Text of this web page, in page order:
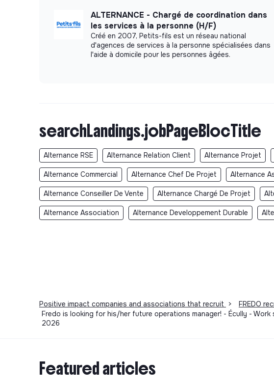
ALTERNANCE - Chargé de coordination dans
les services à la personne (H/F)
Créé en 2007, Petits-fils est un réseau national
d'agences de services à la personne spécialisées dans
l'aide à domicile pour les personnes âgées.
searchLandings.jobPageBlocTitle
Alternance RSE Alternance Relation Client Alternance Projet
Alternance Commercial Alternance Chef De Projet Alternance
Alternance Conseiller De Vente Alternance Chargé De Projet
Alternance Association Alternance Developpement Durable
Positive impact companies and associations that recruit > FREDO
Fredo is looking for his/her future operations manager! - Écully -
2026
Featured articles